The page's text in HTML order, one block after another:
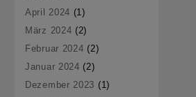
April 2024 (1)
März 2024 (2)
Februar 2024 (2)
Januar 2024 (2)
Dezember 2023 (1)